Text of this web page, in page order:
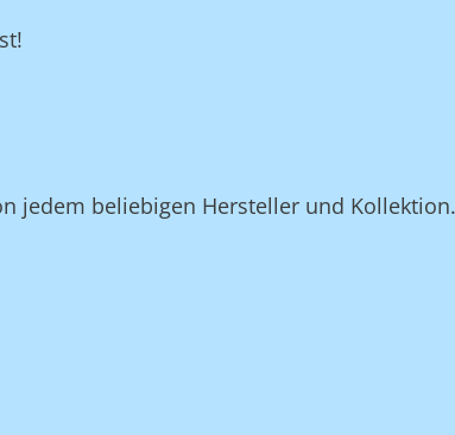
jedem beliebigen Hersteller und Kollektion.